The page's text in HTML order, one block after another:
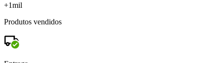
+1mil
Produtos vendidos